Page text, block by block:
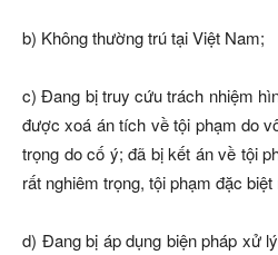
b) Không thường trú tại Việt Nam;
c) Đang bị truy cứu trách nhiệm
được xoá án tích về tội phạm do
trọng do cố ý; đã bị kết án về tội
rất nghiêm trọng, tội phạm đặc
d) Đang bị áp dụng biện pháp xử